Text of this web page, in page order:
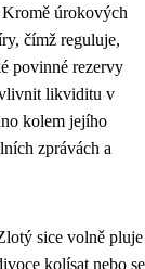
úrokových
čímž reguluje,
povinné rezervy
likviditu v
kolem jejího
zprávách a
sice volně pluje
kolísat nebo se